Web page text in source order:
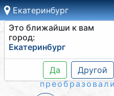
Екатеринбург
Это ближайши к вам
город:
Екатеринбург
Да Другой
Работаем
Шкафы